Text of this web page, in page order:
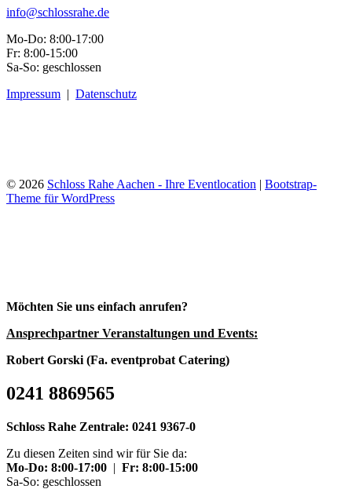
info@schlossrahe.de
Mo-Do: 8:00-17:00
Fr: 8:00-15:00
Sa-So: geschlossen
Impressum | Datenschutz
© 2026 Schloss Rahe Aachen - Ihre Eventlocation | Bootstrap-
Theme für WordPress
Möchten Sie uns einfach anrufen?
Ansprechpartner Veranstaltungen und Events:
Robert Gorski (Fa. eventprobat Catering)
0241 8869565
Schloss Rahe Zentrale: 0241 9367-0
Zu diesen Zeiten sind wir für Sie da:
Mo-Do: 8:00-17:00 | Fr: 8:00-15:00
Sa-So: geschlossen